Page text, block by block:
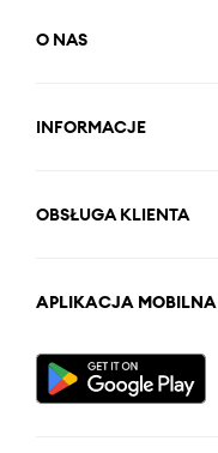
O NAS
INFORMACJE
OBSŁUGA KLIENTA
APLIKACJA MOBILNA